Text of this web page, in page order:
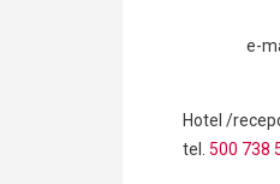
e-
Hotel /
tel. 500 738